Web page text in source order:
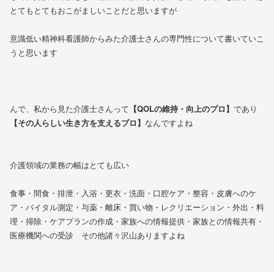
とてもとてもおこがましいことだと思いますが
意識低い精神科看護師からみた介護士さんの専門性について書いていこ
うと思います
んで、私から見た介護士さんって 【QOLの維持・向上のプロ】 であり
【その人らしい生き方を支えるプロ】 なんですよね
介護領域の業務の幅はとても広い
食事・間食・排泄・入浴・更衣・洗面・口腔ケア・整容・皮膚へのケ
ア・バイタル測定・与薬・離床・買い物・レクリエーション・外出・料
理・掃除・ケアプランの作成・家族への情報提供・家族との情報共有・
医療機関への受診 その他諸々沢山ありますよね